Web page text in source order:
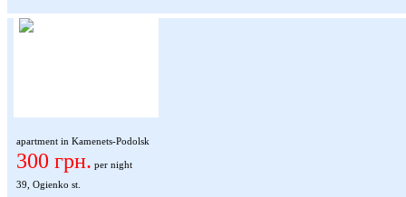
apartment in Kamenets-Podolsk
300 грн. per night
39, Ogienko st.